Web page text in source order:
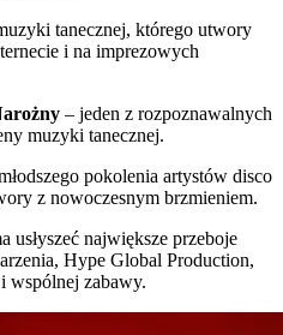
tanecznej, którego utwory
i na imprezowych
– jeden z rozpoznawalnych
muzyki tanecznej.
pokolenia artystów disco
z nowoczesnym brzmieniem.
usłyszeć największe przeboje
Hype Global Production,
wspólnej zabawy.